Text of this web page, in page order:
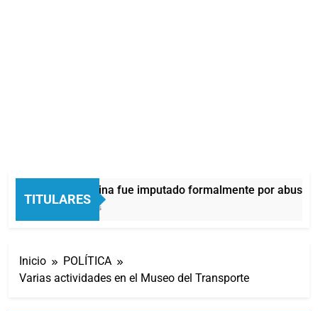
TITULARES
Thiago Medina fue imputado formalmente por abuso
33 Minutos Atrás
Inicio
POLÍTICA
Varias actividades en el Museo del Transporte